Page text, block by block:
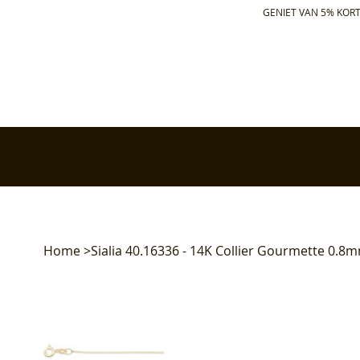
GENIET VAN 5%
Home>Sialia 40.16336 - 14K Collier Gourmette